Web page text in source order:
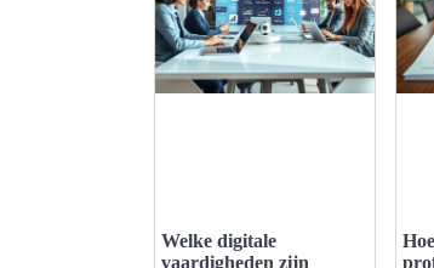
Welke digitale
vaardigheden zijn